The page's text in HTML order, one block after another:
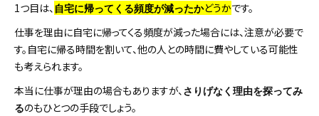
1つ目は、 自宅に帰ってくる頻度が減ったかどうかです。
仕事を理由に自宅に帰ってくる頻度が減った場合には、注意が必要で
す。自宅に帰る時間を割いて、他の人との時間に費やしている可能性
も考えられます。
本当に仕事が理由の場合もありますが、 さりげなく理由を探ってみ
るのもひとつの手段でしょう。